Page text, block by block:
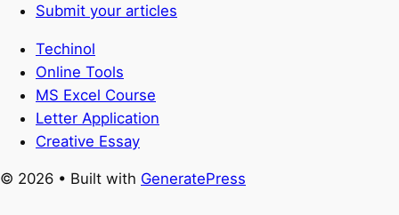
Submit your articles
Techinol
Online Tools
MS Excel Course
Letter Application
Creative Essay
© 2026 • Built with GeneratePress